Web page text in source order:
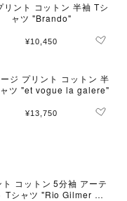
リント コットン 半袖 Tシ
ャツ "Brando"
¥10,450
ージ プリント コットン 半
ツ "et vogue la galere"
¥13,750
ト コットン 5分袖 アーテ
Tシャツ "Rio Gilmer Go